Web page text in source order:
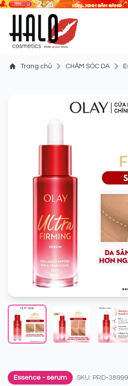
Trang chủ CHĂM SÓC DA
Essence - serum SKU: PRD-38999